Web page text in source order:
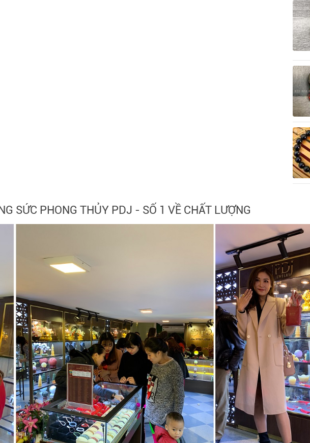
SỨC PHONG THỦY PDJ - SỐ 1 VỀ CHẤT LƯỢNG